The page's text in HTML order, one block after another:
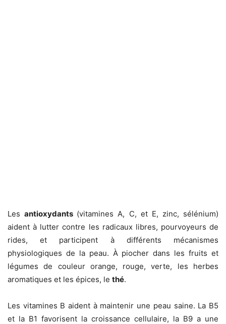
Lesantioxydants (vitamines A, C, et E, zinc, sélénium)
aident à lutter contre les radicaux libres, pourvoyeurs de
rides, et participent à différents mécanismes
physiologiques de la peau. À piocher dans les fruits et
légumes de couleur orange, rouge, verte, les herbes
aromatiques et les épices, le thé.
Les vitamines B aident à maintenir une peau saine. La B5
et la B1 favorisent la croissance cellulaire, la B9 a une